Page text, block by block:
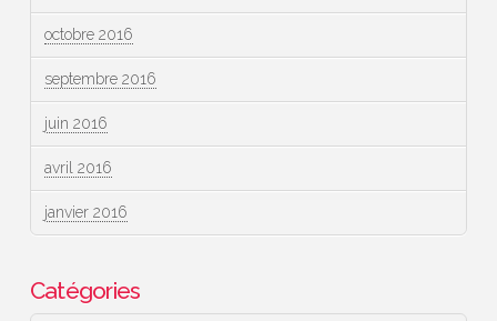
octobre 2016
septembre 2016
juin 2016
avril 2016
janvier 2016
Catégories